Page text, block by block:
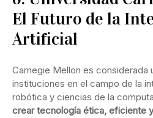
El Futuro de la
Artificial
Carnegie Mellon es considerada
instituciones en el campo de la
robótica y ciencias de la
crear tecnología ética, eficiente